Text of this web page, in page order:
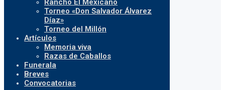
Rancho El Mexicano
Torneo «Don Salvador Álvarez
Díaz»
Torneo del Millón
Artículos
Memoria viva
Razas de Caballos
Funerala
Breves
Convocatorias